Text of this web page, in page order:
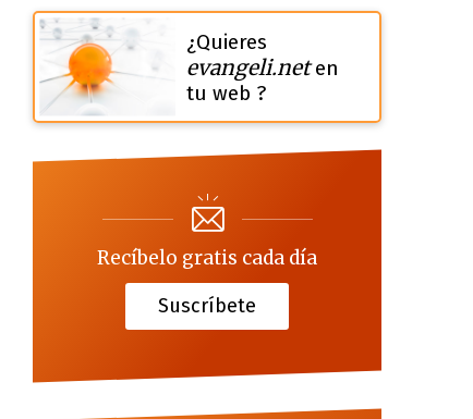
¿Quieres
evangeli.neten
tu web ?
Recíbelo gratis cada día
Suscríbete